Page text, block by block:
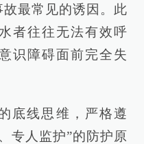
最常见的诱因。此
者往往无法有效呼
识障碍面前完全失
底线思维，严格遵
专人监护”的防护原